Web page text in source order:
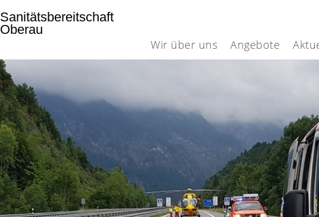
Wir über uns Angebote
Sanitätsbereitschaft
Oberau